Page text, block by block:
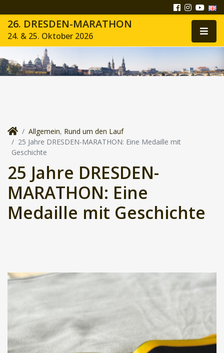
26. DRESDEN-MARATHON
24. & 25. Oktober 2026
Allgemein, Rund um den Lauf
25 Jahre DRESDEN-MARATHON: Eine Medaille mit
Geschichte
25 Jahre DRESDEN-
MARATHON: Eine
Medaille mit Geschichte